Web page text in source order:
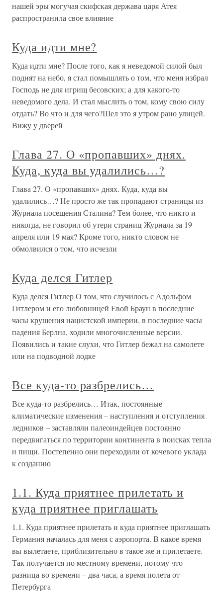
нашей эры могучая скифская держава царя Атея
распространила свое влияние
Куда идти мне?
Куда идти мне? После того, как я неведомой силой был
поднят на небо, я стал помышлять о том, что меня избрал
Господь не для игрищ бесовских; а для какого-то
неведомого дела. И стал мыслить о том, кому свою силу
отдать? Во что и для чего?Шел это я утром рано улицей.
Вижу у дверей
Глава 27. О «пропавших» днях.
Куда, куда вы удалились…?
Глава 27. О «пропавших» днях. Куда, куда вы
удалились…? Не просто же так пропадают страницы из
Журнала посещения Сталина? Тем более, что никто и
никогда, не говорил об утери страниц Журнала за 19
апреля или 19 мая? Кроме того, никто словом не
обмолвился о том, что исчезли
Куда делся Гитлер
Куда делся Гитлер О том, что случилось с Адольфом
Гитлером и его любовницей Евой Браун в последние
часы крушения нацистской империи, в последние часы
падения Берлна, ходили многочисленные версии.
Появились и такие слухи, что Гитлер бежал на самолете
или на подводной лодке
Все куда-то разбрелись…
Все куда-то разбрелись… Итак, постоянные
климатические изменения – наступления и отступления
ледников – заставляли палеоиндейцев постоянно
передвигаться по территории континента в поисках тепла
и пищи. Постепенно они переходили от кочевого уклада
к созданию
1.1. Куда приятнее прилетать и
куда приятнее приглашать
1.1. Куда приятнее прилетать и куда приятнее приглашать
Германия началась для меня с аэропорта. В какое время
вы вылетаете, приблизительно в такое же и прилетаете.
Так получается по местному времени, потому что
разница во времени – два часа, а время полета от
Петербурга